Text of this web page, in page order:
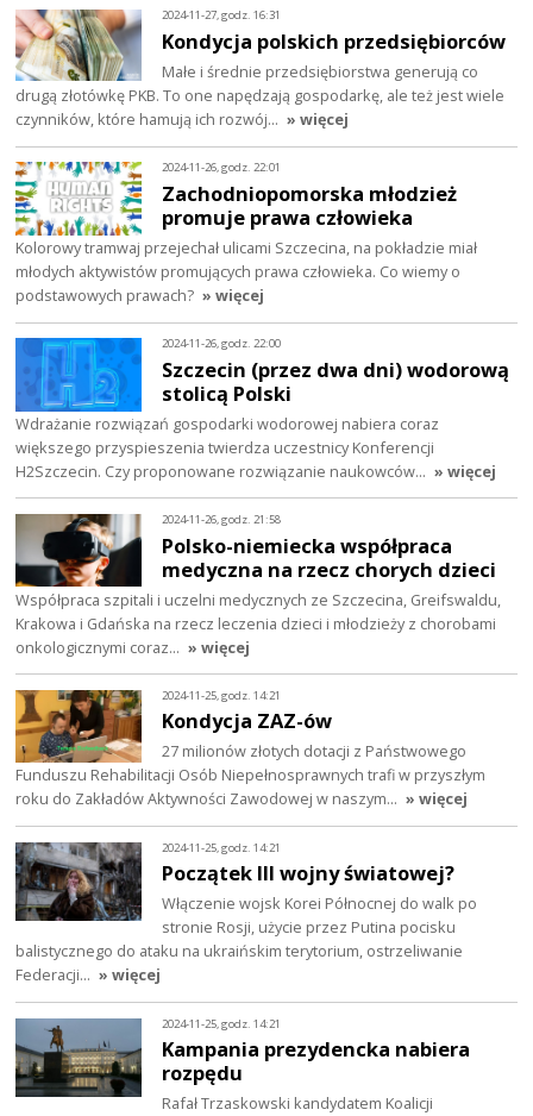
2024-11-27, godz. 16:31
Kondycja polskich przedsiębiorców
Małe i średnie przedsiębiorstwa generują co
drugą złotówkę PKB. To one napędzają gospodarkę, ale też jest wiele
czynników, które hamują ich rozwój… » więcej
2024-11-26, godz. 22:01
Zachodniopomorska młodzież
promuje prawa człowieka
Kolorowy tramwaj przejechał ulicami Szczecina, na pokładzie miał
młodych aktywistów promujących prawa człowieka. Co wiemy o
podstawowych prawach? » więcej
2024-11-26, godz. 22:00
Szczecin (przez dwa dni) wodorową
stolicą Polski
Wdrażanie rozwiązań gospodarki wodorowej nabiera coraz
większego przyspieszenia twierdza uczestnicy Konferencji
H2Szczecin. Czy proponowane rozwiązanie naukowców… » więcej
2024-11-26, godz. 21:58
Polsko-niemiecka współpraca
medyczna na rzecz chorych dzieci
Współpraca szpitali i uczelni medycznych ze Szczecina, Greifswaldu,
Krakowa i Gdańska na rzecz leczenia dzieci i młodzieży z chorobami
onkologicznymi coraz… » więcej
2024-11-25, godz. 14:21
Kondycja ZAZ-ów
27 milionów złotych dotacji z Państwowego
Funduszu Rehabilitacji Osób Niepełnosprawnych trafi w przyszłym
roku do Zakładów Aktywności Zawodowej w naszym… » więcej
2024-11-25, godz. 14:21
Początek III wojny światowej?
Włączenie wojsk Korei Północnej do walk po
stronie Rosji, użycie przez Putina pocisku
balistycznego do ataku na ukraińskim terytorium, ostrzeliwanie
Federacji… » więcej
2024-11-25, godz. 14:21
Kampania prezydencka nabiera
rozpędu
Rafał Trzaskowski kandydatem Koalicji